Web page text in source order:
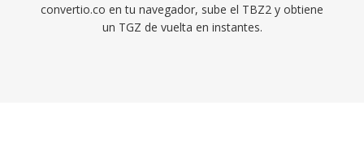
convertio.co en tu navegador, sube el TBZ2 y obtiene
un TGZ de vuelta en instantes.